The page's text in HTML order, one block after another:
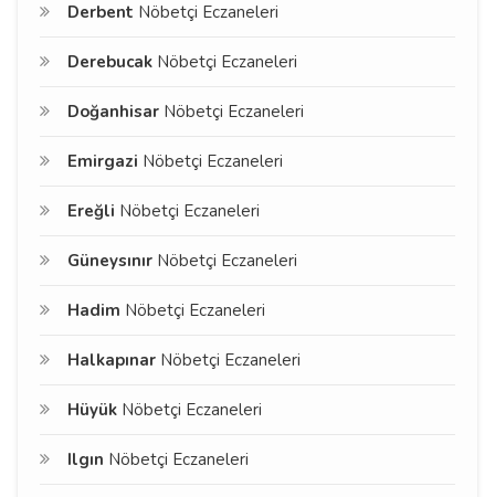
Derbent Nöbetçi Eczaneleri
Derebucak Nöbetçi Eczaneleri
Doğanhisar Nöbetçi Eczaneleri
Emirgazi Nöbetçi Eczaneleri
Ereğli Nöbetçi Eczaneleri
Güneysınır Nöbetçi Eczaneleri
Hadim Nöbetçi Eczaneleri
Halkapınar Nöbetçi Eczaneleri
Hüyük Nöbetçi Eczaneleri
Ilgın Nöbetçi Eczaneleri